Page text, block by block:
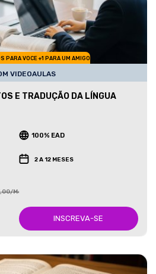
PARA VOCE +1 PARA UM AMIGO
VIDEOAULAS
E TRADUÇÃO DA LÍNGUA
100% EAD
2 A 12 MESES
Mês
INSCREVA-SE